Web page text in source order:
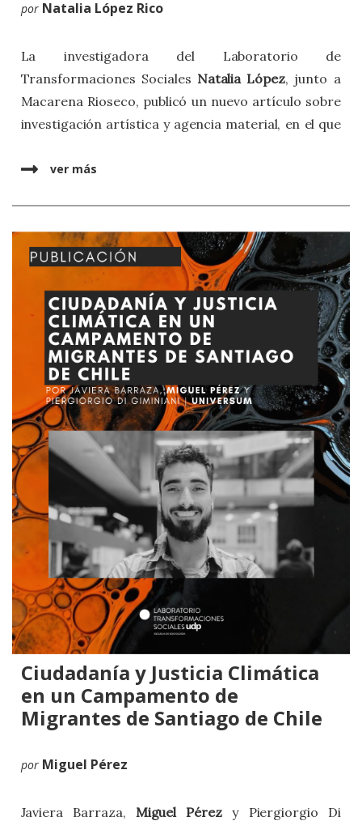
por Natalia López Rico
La investigadora del Laboratorio de
Transformaciones Sociales Natalia López, junto a
Macarena Rioseco, publicó un nuevo artículo sobre
investigación artística y agencia material, en el que
partir del plástico reciclado y reflexionan sobre las
contemporáneas. A partir de la reconstrucción del
proceso de investigación y de una experiencia de
recepción pedagógica, el artículo examina cómo la
investigación artística permite abrir nuevas formas
de producción de conocimiento en torno a la crisis
socioambiental, articulando dimensiones
materiales, afectivas y colectivas.
Lee el artículo
completo aquí.
ver más
Ciudadanía y Justicia Climática
en un Campamento de
Migrantes de Santiago de Chile
por Miguel Pérez
Javiera Barraza, Miguel Pérezy Piergiorgio Di